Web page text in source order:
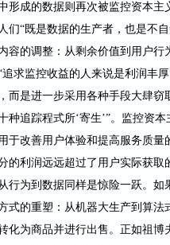
形成的数据则再次被监控资本
们“既是数据的生产者，也是不
容的调整：从剩余价值到用户
追求监控收益的人来说是利润丰
而是进一步采用各种手段大肆
种追踪程式所‘寄生’”。监控资
于改善用户体验和提高服务质
的利润远远超过了用户实际获
行为到数据同样是惊险一跃。如
式的重塑：从机器大生产到算法
化为商品并进行出售。正如祖